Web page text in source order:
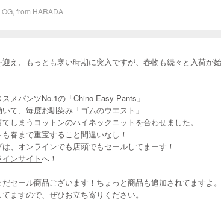
from HARADA
迎え、もっとも寒い時期に突入ですが、春物も続々と入荷が
メパンツNo.1の「Chino Easy Pants 」
て、毎度お馴染み「ゴムのウエスト」
しまうコットンのハイネックニットを合わせました。
春まで重宝すること間違いなし！
、オンラインでも店頭でもセールしてまーす！
ンサイトへ！
セール商品ございます！ちょっと商品も追加されてますよ。
ますので、ぜひお立ち寄りください。